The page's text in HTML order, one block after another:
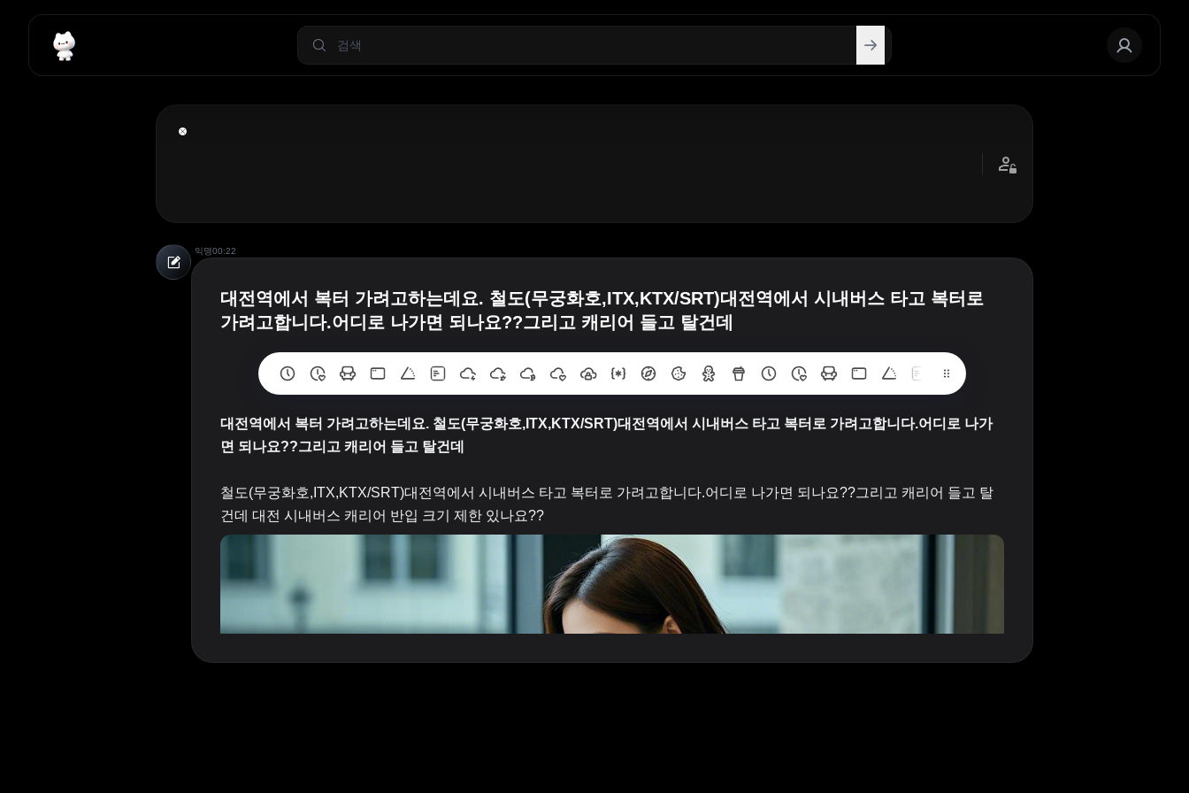
익명00:22
대전역에서 복터 가려고하는데요. 철도(무궁화호,ITX,KTX/SRT)대전역에서 시내버스 타고 복터로
가려고합니다.어디로 나가면 되나요??그리고 캐리어 들고 탈건데
대전역에서 복터 가려고하는데요. 철도(무궁화호,ITX,KTX/SRT)대전역에서 시내버스 타고 복터로 가려고합니다.어디로 나가
면 되나요??그리고 캐리어 들고 탈건데
철도(무궁화호,ITX,KTX/SRT)대전역에서 시내버스 타고 복터로 가려고합니다.어디로 나가면 되나요??그리고 캐리어 들고 탈
건데 대전 시내버스 캐리어 반입 크기 제한 있나요??